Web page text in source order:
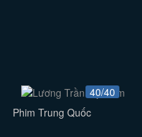
40/40
Phim Trung Quốc